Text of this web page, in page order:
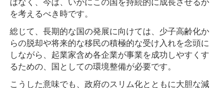
を考えるべき時です。
総じて、長期的な国の発展に向けては、少子高齢化か
らの脱却や将来的な移民の積極的な受け入れを念頭に
しながら、起業家含め各企業が事業を成功しやすくす
るための、国としての環境整備が必要です。
こうした意味でも、政府のスリム化とともに大胆な減